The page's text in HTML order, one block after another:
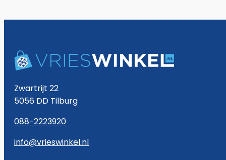
Zwartrijt 22
5056 DD Tilburg
088-2223920
info@vrieswinkel.nl